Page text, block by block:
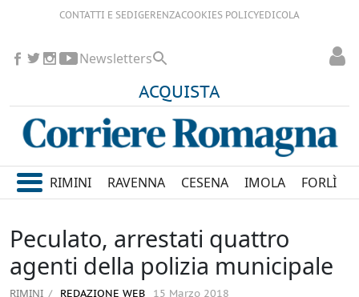
CONTATTI E SEDIGERENZACOOKIES POLICYEDICOLA
ACQUISTA
Newsletters
RIMINI RAVENNA CESENA IMOLA FORLÌ
Peculato, arrestati quattro
agenti della polizia municipale
RIMINI REDAZIONE WEB 15 Marzo 2018